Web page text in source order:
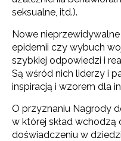
seksualne, itd.).
Nowe
epidemii czy wybuch
szybkiej odpowiedzi i
Są wśród nich liderzy i
inspiracją i wzorem dla
O przyznaniu Nagrody
w której skład
doświadczeniu w